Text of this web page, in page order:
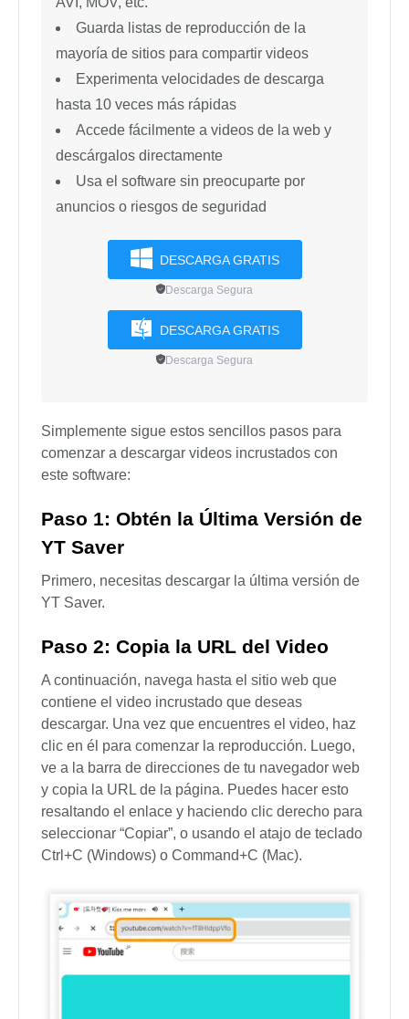
Guarda listas de reproducción de la
mayoría de sitios para compartir videos
Experimenta velocidades de descarga
hasta 10 veces más rápidas
Accede fácilmente a videos de la web y
descárgalos directamente
Usa el software sin preocuparte por
anuncios o riesgos de seguridad
DESCARGA GRATIS
Descarga Segura
DESCARGA GRATIS
Descarga Segura
Simplemente sigue estos sencillos pasos para
comenzar a descargar videos incrustados con
este software:
Paso 1: Obtén la Última Versión de
YT Saver
Primero, necesitas descargar la última versión de
YT Saver.
Paso 2: Copia la URL del Video
A continuación, navega hasta el sitio web que
contiene el video incrustado que deseas
descargar. Una vez que encuentres el video, haz
clic en él para comenzar la reproducción. Luego,
ve a la barra de direcciones de tu navegador web
y copia la URL de la página. Puedes hacer esto
resaltando el enlace y haciendo clic derecho para
seleccionar “Copiar”, o usando el atajo de teclado
Ctrl+C (Windows) o Command+C (Mac).